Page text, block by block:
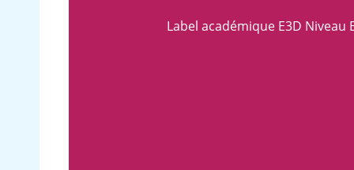
Label académique E3D Niveau